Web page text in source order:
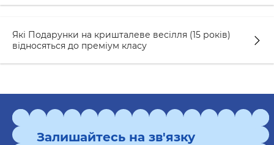
Які Подарунки на кришталеве весілля (15 років)
відносяться до преміум класу
Залишайтесь на зв'язку